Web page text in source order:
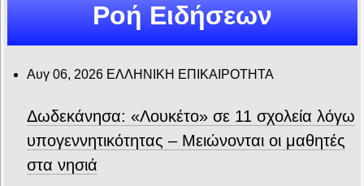
Ροή Ειδήσεων
Αυγ 06, 2026 ΕΛΛΗΝΙΚΗ ΕΠΙΚΑΙΡΟΤΗΤΑ
Δωδεκάνησα: «Λουκέτο» σε 11 σχολεία λόγω
υπογεννητικότητας – Μειώνονται οι μαθητές
στα νησιά